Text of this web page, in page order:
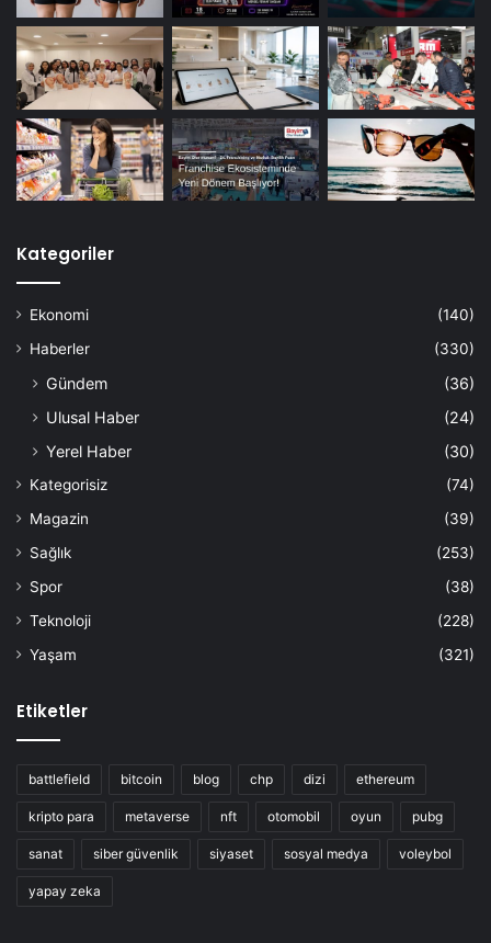
Kategoriler
Ekonomi
(140)
Haberler
(330)
Gündem
(36)
Ulusal Haber
(24)
Yerel Haber
(30)
Kategorisiz
(74)
Magazin
(39)
Sağlık
(253)
Spor
(38)
Teknoloji
(228)
Yaşam
(321)
Etiketler
battlefield bitcoin blog chp dizi ethereum
kripto para metaverse nft otomobil oyun pubg
sanat siber güvenlik siyaset sosyal medya voleybol
yapay zeka